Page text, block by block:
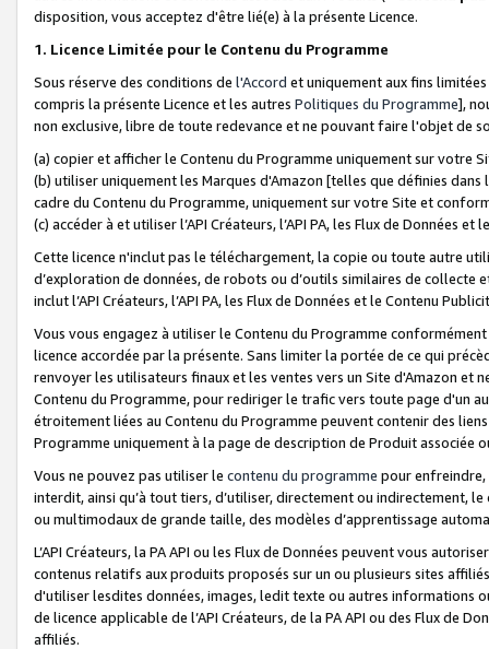
disposition, vous acceptez d'être lié(e) à la présente Licence.
1. Licence Limitée pour le Contenu du Programme
Sous réserve des conditions de l'Accord et uniquement aux fins
compris la présente Licence et les autres Politiques du Programme],
non exclusive, libre de toute redevance et ne pouvant faire l'objet de
(a) copier et afficher le Contenu du Programme uniquement sur votre
(b) utiliser uniquement les Marques d'Amazon [telles que définies dans
cadre du Contenu du Programme, uniquement sur votre Site et
(c) accéder à et utiliser l’API Créateurs, l’API PA, les Flux de Données
Cette licence n'inclut pas le téléchargement, la copie ou toute autre
d’exploration de données, de robots ou d’outils similaires de
inclut l’API Créateurs, l’API PA, les Flux de Données et le Contenu
Vous vous engagez à utiliser le Contenu du Programme
licence accordée par la présente. Sans limiter la portée de ce qui
renvoyer les utilisateurs finaux et les ventes vers un Site d'Amazon et
Contenu du Programme, pour rediriger le trafic vers toute page d'un
étroitement liées au Contenu du Programme peuvent contenir des
Programme uniquement à la page de description de Produit associée
Vous ne pouvez pas utiliser le contenu du programme pour
interdit, ainsi qu’à tout tiers, d’utiliser, directement ou indirectement,
ou multimodaux de grande taille, des modèles d’apprentissage
L’API Créateurs, la PA API ou les Flux de Données peuvent vous
contenus relatifs aux produits proposés sur un ou plusieurs sites
d'utiliser lesdites données, images, ledit texte ou autres informations
de licence applicable de l’API Créateurs, de la PA API ou des Flux de
affiliés.